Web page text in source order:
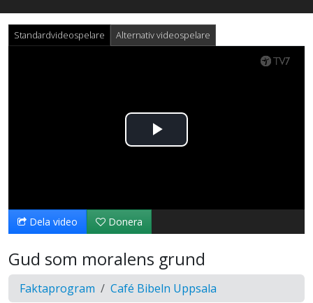
Standardvideospelare Alternativ videospelare
Spela
video
Dela video Donera
Gud som moralens grund
Faktaprogram Café Bibeln Uppsala